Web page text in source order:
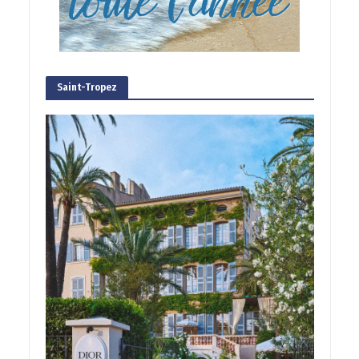
Saint-Tropez